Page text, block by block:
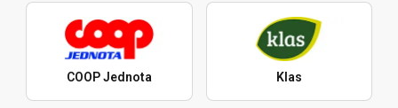
COOP Jednota Klas